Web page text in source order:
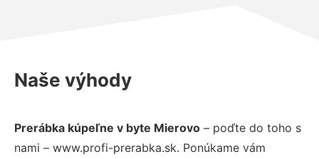
Naše výhody
Prerábka kúpeľne v byte Mierovo – poďte do toho s
nami – www.profi-prerabka.sk. Ponúkame vám